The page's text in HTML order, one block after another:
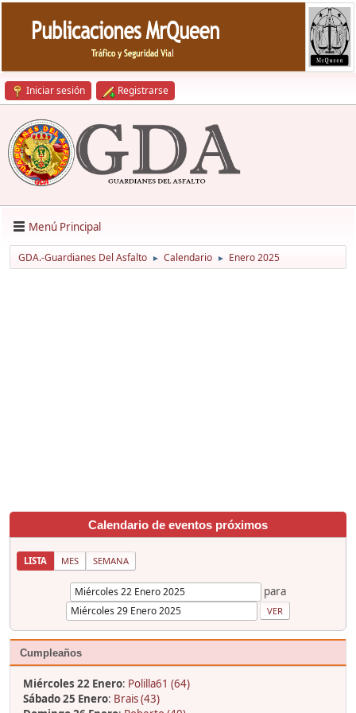
Iniciar sesión Registrarse
Menú Principal
GDA.-Guardianes Del Asfalto ► Calendario ► Enero 2025
Calendario de eventos próximos
LISTA MES SEMANA
para
Cumpleaños
Miércoles 22 Enero: Polilla61 (64)
Sábado 25 Enero: Brais (43)